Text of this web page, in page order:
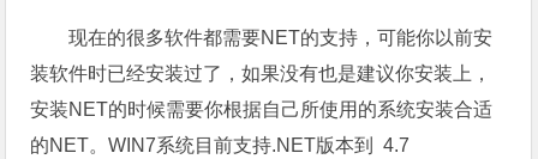
现在的很多软件都需要NET的支持，可能你以前安
装软件时已经安装过了，如果没有也是建议你安装上，
安装NET的时候需要你根据自己所使用的系统安装合适
的NET。WIN7系统目前支持.NET版本到 4.7